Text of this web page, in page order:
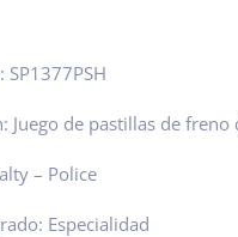
Juego de pastillas de freno
– Police
Especialidad